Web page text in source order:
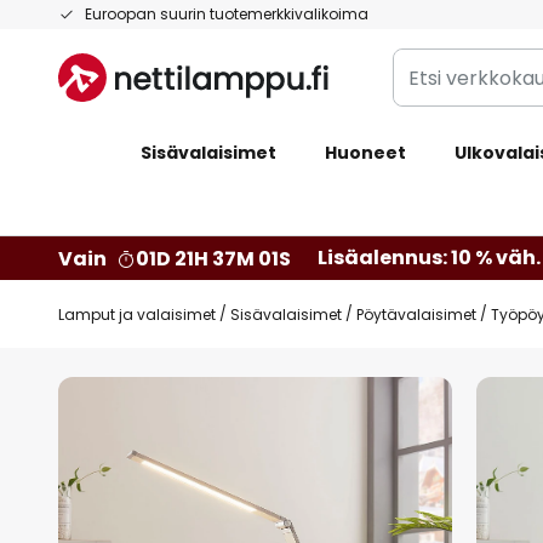
Euroopan suurin tuotemerkkivalikoima
Skip
Content
Etsi
verkkokaupan
Sisävalaisimet Huoneet
Vain 01D 21H 37M 00S Lisäalennus: 10 %
Lamput ja valaisimet Sisävalaisimet Pöytävalaisimet
Skip
end
of